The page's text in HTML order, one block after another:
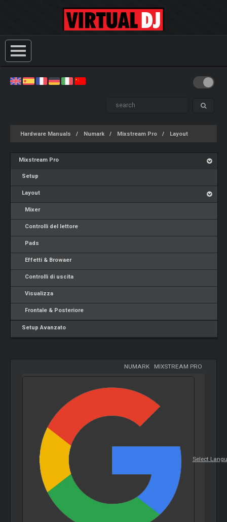
Hardware Manuals Numark Mixstream Pro Layout
Mixstream Pro
Setup
Layout
Mixer
Controlli del lettore
Pads
Effetti & Browaer
Controlli di uscita
Visualizza
Frontale & Posteriore
Setup Avanzato
NUMARK- MIXSTREAM PRO
Select